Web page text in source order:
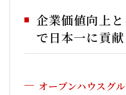
企業価値向上
で日本一に貢献
オープンハウスグ